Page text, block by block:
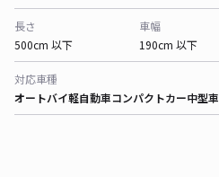
長さ
500cm 以下
車幅
190cm 以下
対応車種
オートバイ軽自動車コンパクトカー中型車